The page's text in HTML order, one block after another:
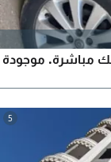
للبيع من المالك مباشرة. موجودة
5